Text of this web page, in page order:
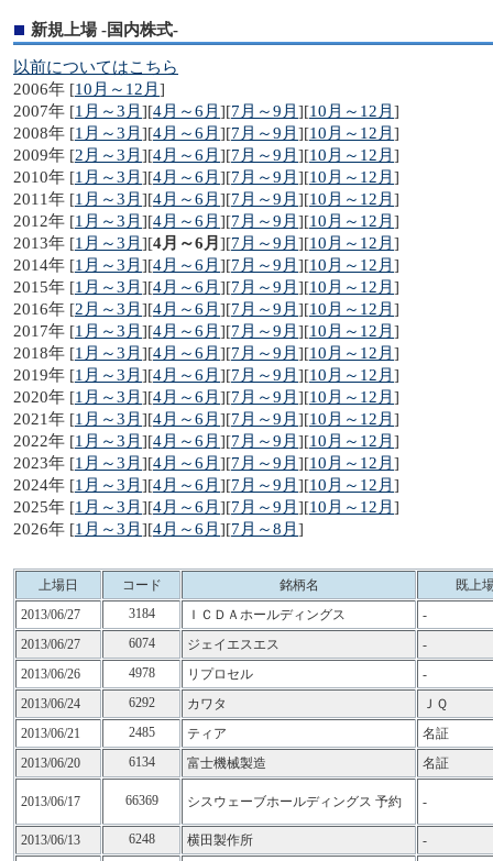
新規上場 -国内株式-
以前についてはこちら
2006年 [10月～12月 ]
2007年 [1月～3月 ][4月～6月 ][7月～9月 ][10月～12月 ]
2008年 [1月～3月 ][4月～6月 ][7月～9月 ][10月～12月 ]
2009年 [2月～3月 ][4月～6月 ][7月～9月 ][10月～12月 ]
2010年 [1月～3月 ][4月～6月 ][7月～9月 ][10月～12月 ]
2011年 [1月～3月 ][4月～6月 ][7月～9月 ][10月～12月 ]
2012年 [1月～3月 ][4月～6月 ][7月～9月 ][10月～12月 ]
2013年 [1月～3月 ][4月～6月 ][7月～9月 ][10月～12月 ]
2014年 [1月～3月 ][4月～6月 ][7月～9月 ][10月～12月 ]
2015年 [1月～3月 ][4月～6月 ][7月～9月 ][10月～12月 ]
2016年 [2月～3月 ][4月～6月 ][7月～9月 ][10月～12月 ]
2017年 [1月～3月 ][4月～6月 ][7月～9月 ][10月～12月 ]
2018年 [1月～3月 ][4月～6月 ][7月～9月 ][10月～12月 ]
2019年 [1月～3月 ][4月～6月 ][7月～9月 ][10月～12月 ]
2020年 [1月～3月 ][4月～6月 ][7月～9月 ][10月～12月 ]
2021年 [1月～3月 ][4月～6月 ][7月～9月 ][10月～12月 ]
2022年 [1月～3月 ][4月～6月 ][7月～9月 ][10月～12月 ]
2023年 [1月～3月 ][4月～6月 ][7月～9月 ][10月～12月 ]
2024年 [1月～3月 ][4月～6月 ][7月～9月 ][10月～12月 ]
2025年 [1月～3月 ][4月～6月 ][7月～9月 ][10月～12月 ]
2026年 [1月～3月 ][4月～6月 ][7月～8月 ]
上場日 コード 銘柄名
既上
2013/06/27
3184 ＩＣＤＡホールディングス
-
2013/06/27
6074 ジェイエスエス
-
2013/06/26
4978 リプロセル
-
2013/06/24
6292 カワタ
ＪＱ
2013/06/21
2485 ティア
名証
2013/06/20
6134 富士機械製造 名証
2013/06/17 66369 シスウェーブホールディングス 予約 -
2013/06/13 6248 横田製作所 -